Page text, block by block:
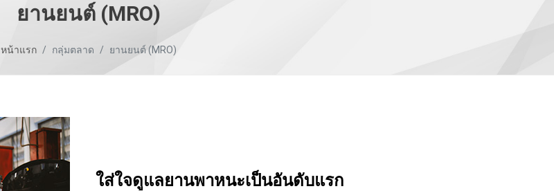
ยานยนต์ (MRO)
หน้าแรก กลุ่มตลาด ยานยนต์ (MRO)
ใส่ใจดูแลยานพาหนะเป็นอันดับแรก